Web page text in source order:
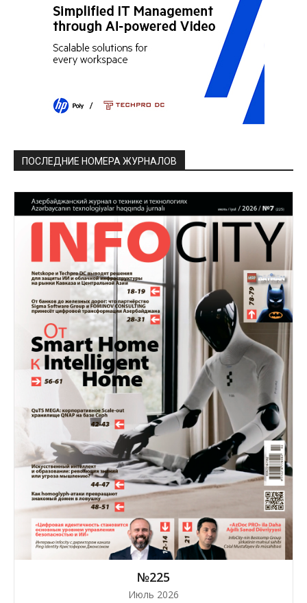
ПОСЛЕДНИЕ НОМЕРА ЖУРНАЛОВ
№225
Июль 2026